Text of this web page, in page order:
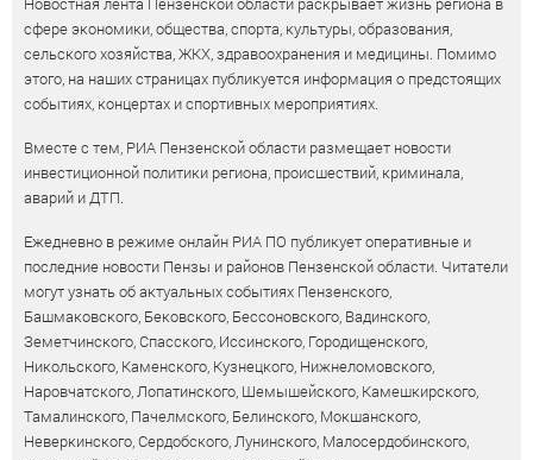
сфере экономики, общества, спорта, культуры, образования,
сельского хозяйства, ЖКХ, здравоохранения и медицины. Помимо
этого, на наших страницах публикуется информация о предстоящих
событиях, концертах и спортивных мероприятиях.
Вместе с тем, РИА Пензенской области размещает новости
инвестиционной политики региона, происшествий, криминала,
аварий и ДТП.
Ежедневно в режиме онлайн РИА ПО публикует оперативные и
последние новости Пензы и районов Пензенской области. Читатели
могут узнать об актуальных событиях Пензенского,
Башмаковского, Бековского, Бессоновского, Вадинского,
Земетчинского, Спасского, Иссинского, Городищенского,
Никольского, Каменского, Кузнецкого, Нижнеломовского,
Наровчатского, Лопатинского, Шемышейского, Камешкирского,
Тамалинского, Пачелмского, Белинского, Мокшанского,
Неверкинского, Сердобского, Лунинского, Малосердобинского,